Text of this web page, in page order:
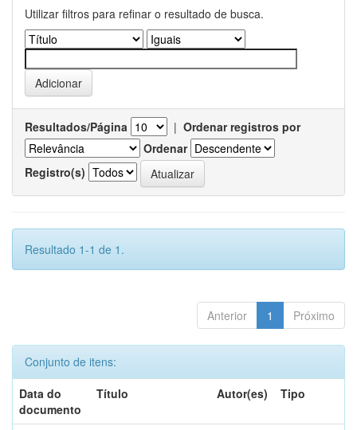
Utilizar filtros para refinar o resultado de busca.
Resultados/Página | Ordenar registros por
Ordenar
Registro(s)
Resultado 1-1 de 1.
Anterior 1 Próximo
Conjunto de itens:
Data do
documento
Título Autor(es) Tipo